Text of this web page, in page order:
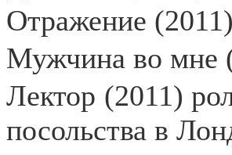
Отражение
Мужчина во мне
Лектор (2011)
посольства в